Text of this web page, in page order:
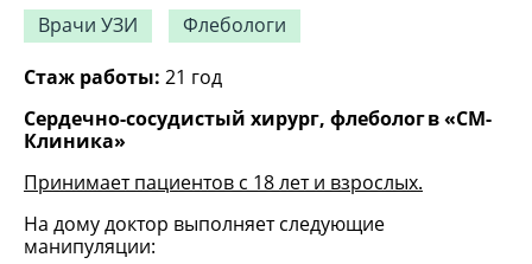
Врачи УЗИ
Флебологи
Стаж работы: 21 год
Сердечно-сосудистый хирург, флеболог в «СМ-
Клиника»
Принимает пациентов с 18 лет и взрослых.
На дому доктор выполняет следующие
манипуляции: